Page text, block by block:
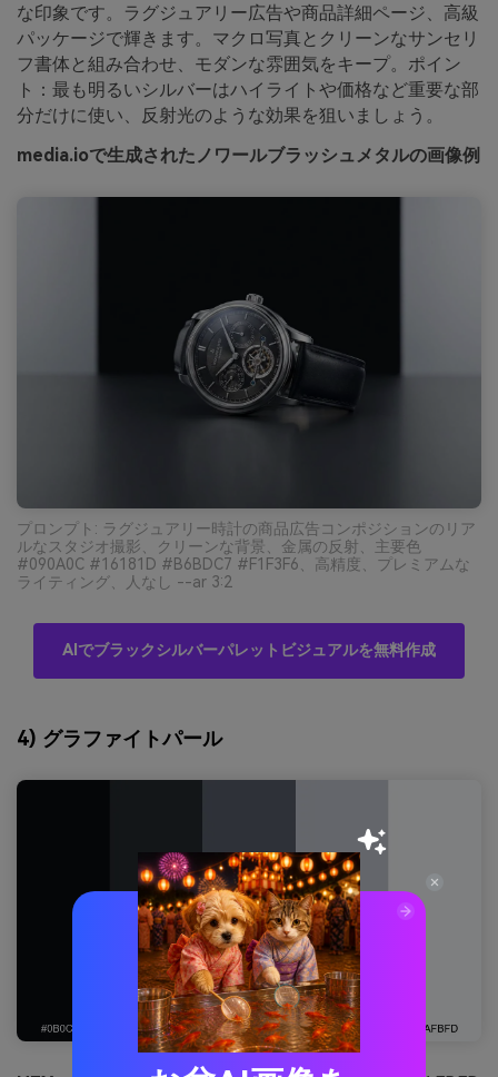
な印象です。ラグジュアリー広告や商品詳細ページ、高級
パッケージで輝きます。マクロ写真とクリーンなサンセリ
フ書体と組み合わせ、モダンな雰囲気をキープ。ポイン
ト：最も明るいシルバーはハイライトや価格など重要な部
分だけに使い、反射光のような効果を狙いましょう。
media.ioで生成されたノワールブラッシュメタルの画像例
プロンプト: ラグジュアリー時計の商品広告コンポジションのリア
ルなスタジオ撮影、クリーンな背景、金属の反射、主要色
#090A0C #16181D #B6BDC7 #F1F3F6、高精度、プレミアムな
ライティング、人なし --ar 3:2
AIでブラックシルバーパレットビジュアルを無料作成
4) グラファイトパール